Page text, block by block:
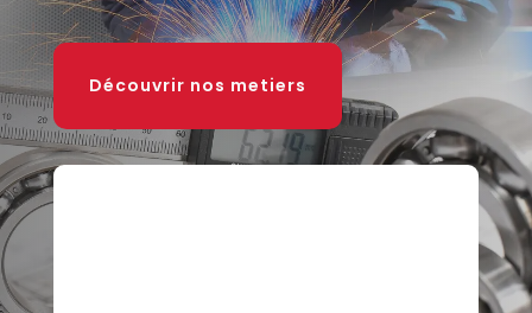
Découvrir nos metiers